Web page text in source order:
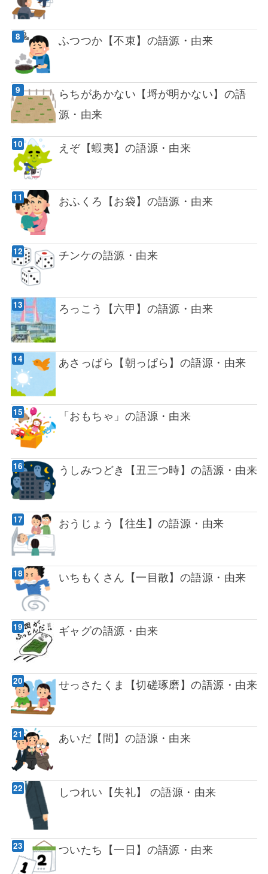
ふつつか【不束】の語源・由来
らちがあかない【埒が明かない】の語
源・由来
えぞ【蝦夷】の語源・由来
おふくろ【お袋】の語源・由来
チンケの語源・由来
ろっこう【六甲】の語源・由来
あさっぱら【朝っぱら】の語源・由来
「おもちゃ」の語源・由来
うしみつどき【丑三つ時】の語源・由来
おうじょう【往生】の語源・由来
いちもくさん【一目散】の語源・由来
ギャグの語源・由来
せっさたくま【切磋琢磨】の語源・由来
あいだ【間】の語源・由来
しつれい【失礼】 の語源・由来
ついたち【一日】の語源・由来